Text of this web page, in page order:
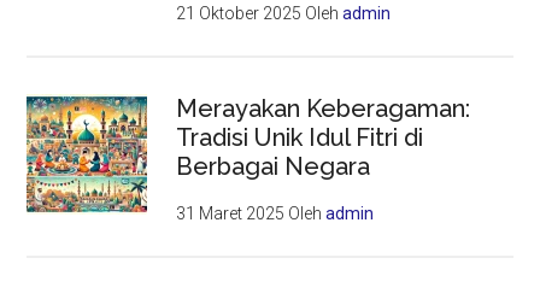
21 Oktober 2025 Olehadmin
Merayakan Keberagaman:
Tradisi Unik Idul Fitri di
Berbagai Negara
31 Maret 2025 Olehadmin